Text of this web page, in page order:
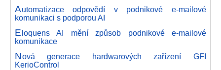
Automatizace odpovědí v podnikové e-mailové
komunikaci s podporou AI
Eloquens AI mění způsob podnikové e-mailové
komunikace
Nová generace hardwarových zařízení GFI
KerioControl